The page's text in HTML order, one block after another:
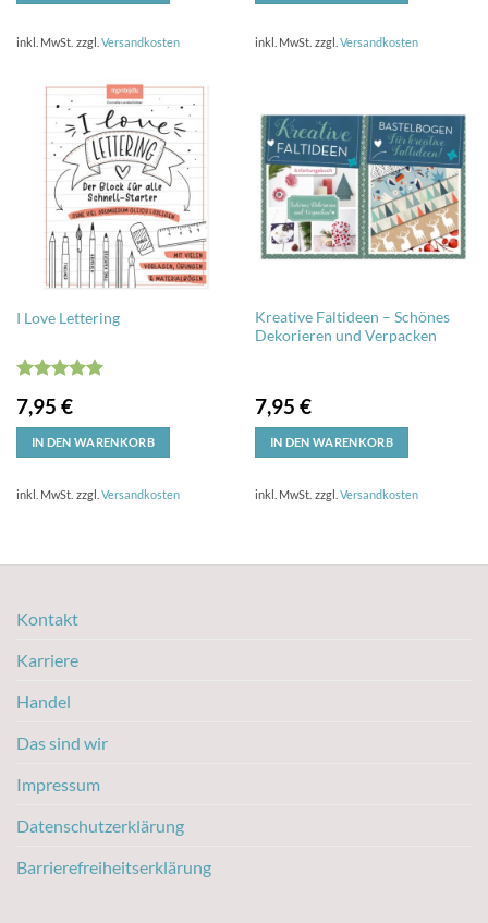
inkl. MwSt. zzgl. Versandkosten inkl. MwSt. zzgl. Versandkosten
I Love Lettering
mit5von
5
7,95 €
IN DEN WARENKORB
inkl. MwSt. zzgl. Versandkosten
Kreative Faltideen – Schönes
Dekorieren und Verpacken
7,95 €
IN DEN WARENKORB
inkl. MwSt. zzgl. Versandkosten
Kontakt
Karriere
Handel
Das sind wir
Impressum
Datenschutzerklärung
Barrierefreiheitserklärung